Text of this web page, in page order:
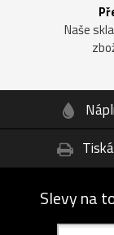
Naše
Slevy na